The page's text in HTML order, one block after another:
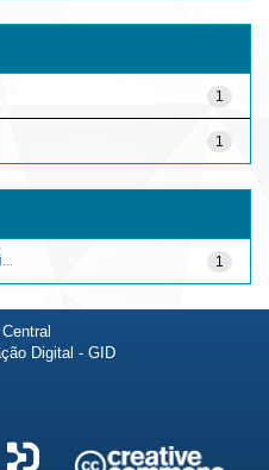
1
1
1
Digital - GID